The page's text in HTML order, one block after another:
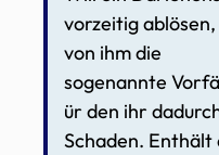
vorzeitig
von ihm die
sogenannte
ür den ihr
Schaden.